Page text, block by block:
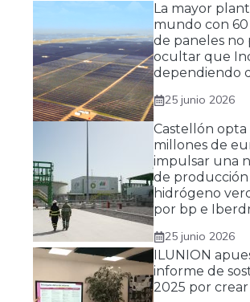
La mayor
mundo con
de paneles no
ocultar que
dependiendo
25 junio 2026
Castellón opta
millones de
impulsar una
de producción
hidrógeno
por bp e
25 junio 2026
ILUNION
informe de
2025 por crear